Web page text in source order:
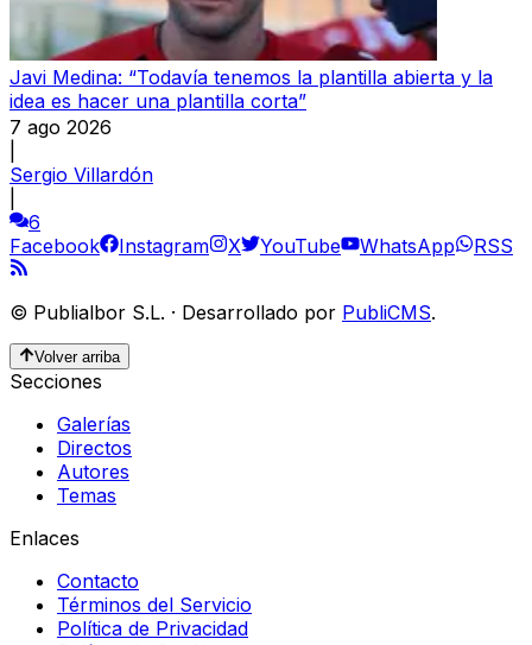
Javi Medina: “Todavía tenemos la plantilla abierta y la
idea es hacer una plantilla corta”
7 ago 2026
Sergio Villardón
6
Facebook
Instagram X YouTube WhatsApp RSS
© Publialbor S.L. · Desarrollado por PubliCMS.
Volver arriba
Secciones
Galerías
Directos
Autores
Temas
Enlaces
Contacto
Términos del Servicio
Política de Privacidad